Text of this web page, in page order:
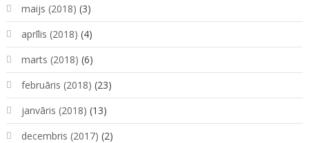
maijs (2018) (3)
aprīlis (2018) (4)
marts (2018) (6)
februāris (2018) (23)
janvāris (2018) (13)
decembris (2017) (2)